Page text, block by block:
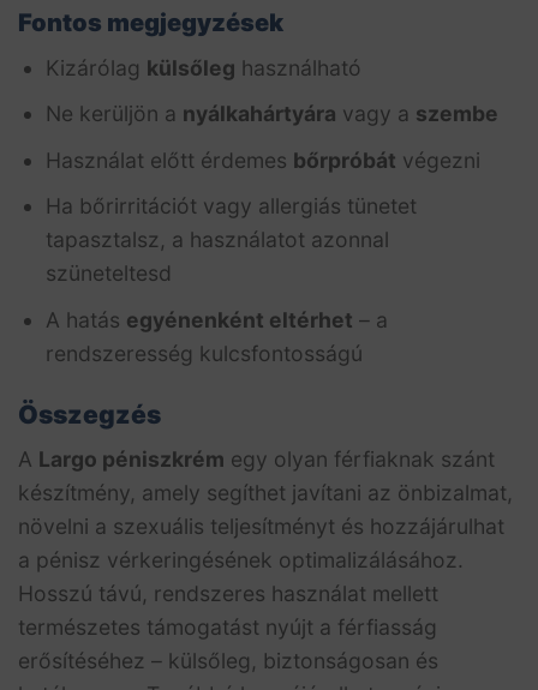
Fontos megjegyzések
Kizárólag külsőleg használható
Ne kerüljön a nyálkahártyára vagy a szembe
Használat előtt érdemes bőrpróbát végezni
Ha bőrirritációt vagy allergiás tünetet
tapasztalsz, a használatot azonnal
szüneteltesd
A hatás egyénenként eltérhet – a
rendszeresség kulcsfontosságú
Összegzés
A Largo péniszkrém egy olyan férfiaknak szánt
készítmény, amely segíthet javítani az önbizalmat,
növelni a szexuális teljesítményt és hozzájárulhat
a pénisz vérkeringésének optimalizálásához.
Hosszú távú, rendszeres használat mellett
természetes támogatást nyújt a férfiasság
erősítéséhez – külsőleg, biztonságosan és